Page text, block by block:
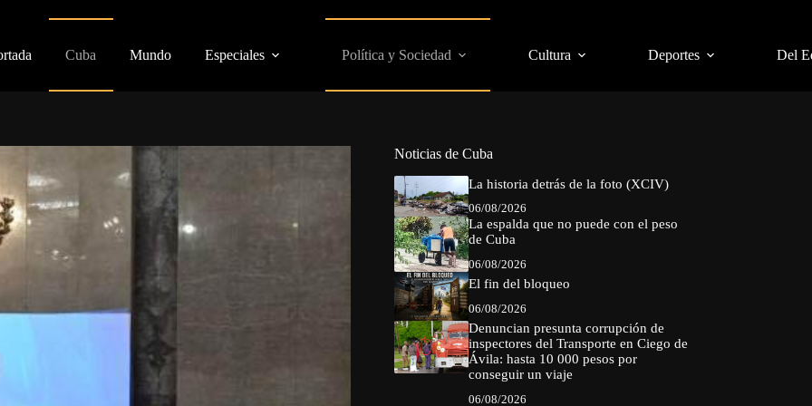
Cuba Mundo Especiales Política y Sociedad Cultura Deportes Del
Noticias de Cuba
La historia detrás de la foto (XCIV)
06/08/2026
La espalda que no puede con el peso
de Cuba
06/08/2026
El fin del bloqueo
06/08/2026
Denuncian presunta corrupción de
inspectores del Transporte en Ciego de
Ávila: hasta 10 000 pesos por
conseguir un viaje
06/08/2026